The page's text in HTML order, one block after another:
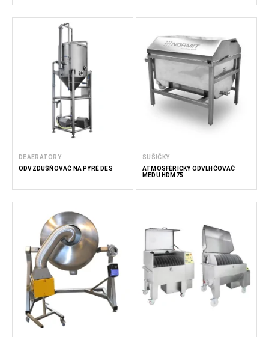
DEAERATORY
ODVZDUŠŇOVAČ NA PYRÉ DES
SUŠIČKY
ATMOSFÉRICKÝ ODVLHČOVAČ
MEDU HDM75